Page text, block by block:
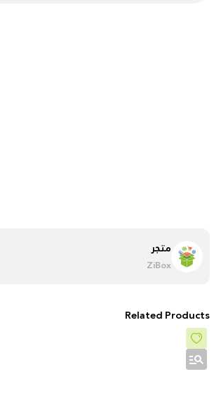
متجر
ZiBox
Related Products